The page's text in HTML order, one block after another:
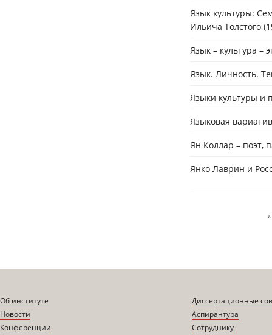
Язык культуры:
Ильича Толстого
Язык – культура –
Язык. Личность.
Языки культуры и
Языковая
Ян Коллар – поэт,
Янко Лаврин и
Об институте
Новости
Конференции
Диссертационные
Аспирантура
Сотруднику